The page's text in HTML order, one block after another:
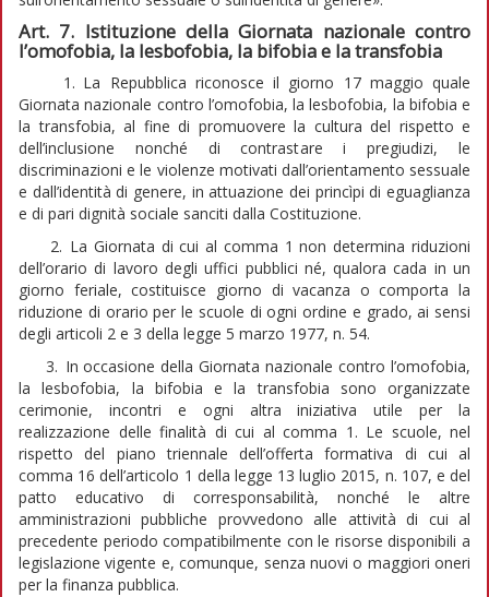
Art. 7. Istituzione della Giornata nazionale contro
l’omofobia, la lesbofobia, la bifobia e la transfobia
1. La Repubblica riconosce il giorno 17 maggio quale
Giornata nazionale contro l’omofobia, la lesbofobia, la bifobia e
la transfobia, al fine di promuovere la cultura del rispetto e
dell’inclusione nonché di contrastare i pregiudizi, le
discriminazioni e le violenze motivati dall’orientamento sessuale
e dall’identità di genere, in attuazione dei princìpi di eguaglianza
e di pari dignità sociale sanciti dalla Costituzione.
2. La Giornata di cui al comma 1 non determina riduzioni
dell’orario di lavoro degli uffici pubblici né, qualora cada in un
giorno feriale, costituisce giorno di vacanza o comporta la
riduzione di orario per le scuole di ogni ordine e grado, ai sensi
degli articoli 2 e 3 della legge 5 marzo 1977, n. 54.
3. In occasione della Giornata nazionale contro l’omofobia,
la lesbofobia, la bifobia e la transfobia sono organizzate
cerimonie, incontri e ogni altra iniziativa utile per la
realizzazione delle finalità di cui al comma 1. Le scuole, nel
rispetto del piano triennale dell’offerta formativa di cui al
comma 16 dell’articolo 1 della legge 13 luglio 2015, n. 107, e del
patto educativo di corresponsabilità, nonché le altre
amministrazioni pubbliche provvedono alle attività di cui al
precedente periodo compatibilmente con le risorse disponibili a
legislazione vigente e, comunque, senza nuovi o maggiori oneri
per la finanza pubblica.